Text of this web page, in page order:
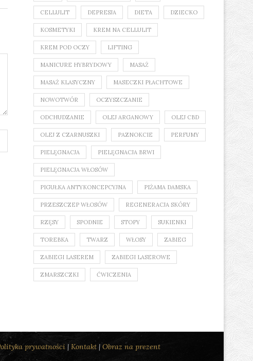
CELLULIT DEPRESJA DIETA DZIECKO
KOSMETYKI KREM NA CELLULIT
KREM POD OCZY LIFTING
MANICURE HYBRYDOWY MASAŻ
MASAŻ KLASYCZNY MASECZKI PŁACHTOWE
NOWOTWÓR OCZYSZCZANIE
ODCHUDZANIE OLEJ ARGANOWY OLEJ CBD
OLEJ Z CZARNUSZKI PAZNOKCIE PERFUMY
PIELĘGNACJA PIELĘGNACJA BRWI
PIELĘGNACJA WŁOSÓW
PIGUŁKA ANTYKONCEPCYJNA PIŻAMA DAMSKA
PRZESZCZEP WŁOSÓW REGENERACJA SKÓRY
RZĘSY SPODNIE STOPY SUKIENKI
TOREBKA TWARZ WŁOSY ZABIEG
ZABIEGI LASEREM ZABIEGI LASEROWE
ZMARSZCZKI ĆWICZENIA
prywatności| Kontakt| Obraz na prezent